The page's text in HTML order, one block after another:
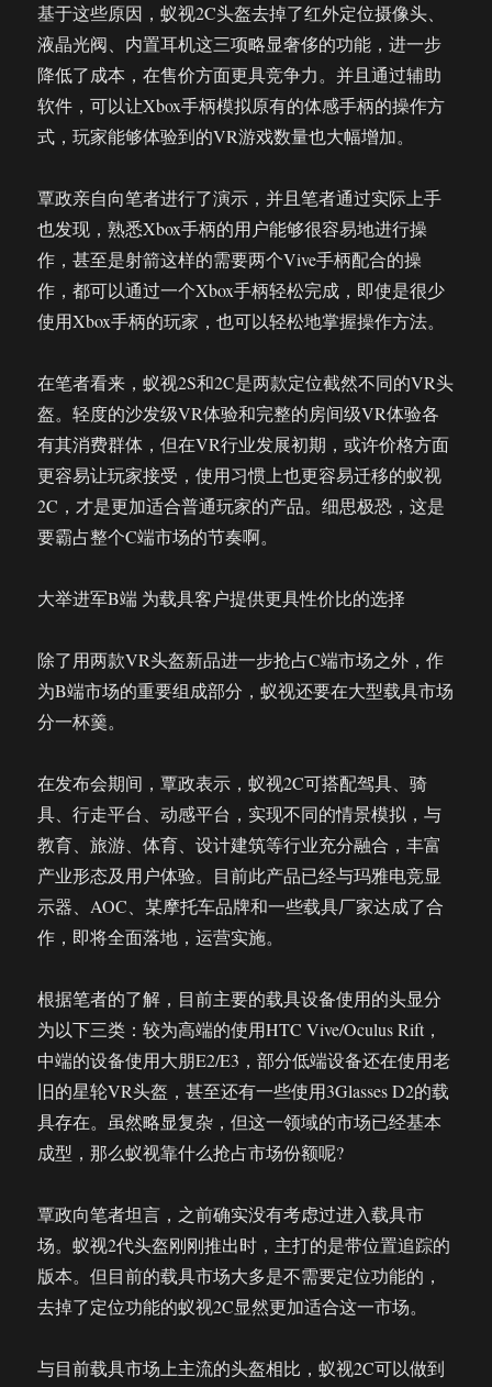
基于这些原因，蚁视2C头盔去掉了红外定位摄像头、
液晶光阀、内置耳机这三项略显奢侈的功能，进一步
降低了成本，在售价方面更具竞争力。并且通过辅助
软件，可以让Xbox手柄模拟原有的体感手柄的操作方
式，玩家能够体验到的VR游戏数量也大幅增加。
覃政亲自向笔者进行了演示，并且笔者通过实际上手
也发现，熟悉Xbox手柄的用户能够很容易地进行操
作，甚至是射箭这样的需要两个Vive手柄配合的操
作，都可以通过一个Xbox手柄轻松完成，即使是很少
使用Xbox手柄的玩家，也可以轻松地掌握操作方法。
在笔者看来，蚁视2S和2C是两款定位截然不同的VR头
盔。轻度的沙发级VR体验和完整的房间级VR体验各
有其消费群体，但在VR行业发展初期，或许价格方面
更容易让玩家接受，使用习惯上也更容易迁移的蚁视
2C，才是更加适合普通玩家的产品。细思极恐，这是
要霸占整个C端市场的节奏啊。
大举进军B端 为载具客户提供更具性价比的选择
除了用两款VR头盔新品进一步抢占C端市场之外，作
为B端市场的重要组成部分，蚁视还要在大型载具市场
分一杯羹。
在发布会期间，覃政表示，蚁视2C可搭配驾具、骑
具、行走平台、动感平台，实现不同的情景模拟，与
教育、旅游、体育、设计建筑等行业充分融合，丰富
产业形态及用户体验。目前此产品已经与玛雅电竞显
示器、AOC、某摩托车品牌和一些载具厂家达成了合
作，即将全面落地，运营实施。
根据笔者的了解，目前主要的载具设备使用的头显分
为以下三类：较为高端的使用HTC Vive/Oculus Rift，
中端的设备使用大朋E2/E3，部分低端设备还在使用老
旧的星轮VR头盔，甚至还有一些使用3Glasses D2的载
具存在。虽然略显复杂，但这一领域的市场已经基本
成型，那么蚁视靠什么抢占市场份额呢?
覃政向笔者坦言，之前确实没有考虑过进入载具市
场。蚁视2代头盔刚刚推出时，主打的是带位置追踪的
版本。但目前的载具市场大多是不需要定位功能的，
去掉了定位功能的蚁视2C显然更加适合这一市场。
与目前载具市场上主流的头盔相比，蚁视2C可以做到